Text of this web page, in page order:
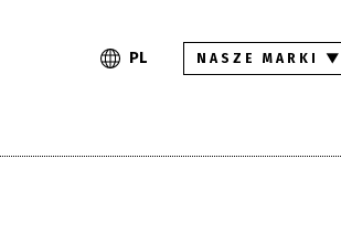
PL
PL NASZE MARKI ▼
Inspiracje